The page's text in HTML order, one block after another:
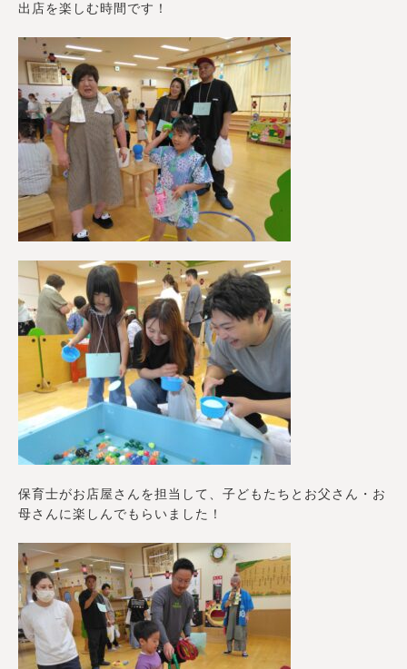
出店を楽しむ時間です！
保育士がお店屋さんを担当して、子どもたちとお父さん・お
母さんに楽しんでもらいました！